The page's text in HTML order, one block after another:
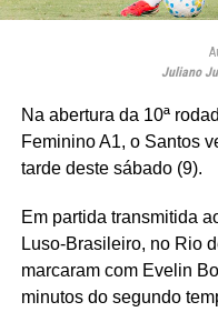
Juliano
Na abertura da 10ª
Feminino A1, o Santos
tarde deste sábado (9).
Em partida transmitida
Luso-Brasileiro, no Rio
marcaram com Evelin
minutos do segundo